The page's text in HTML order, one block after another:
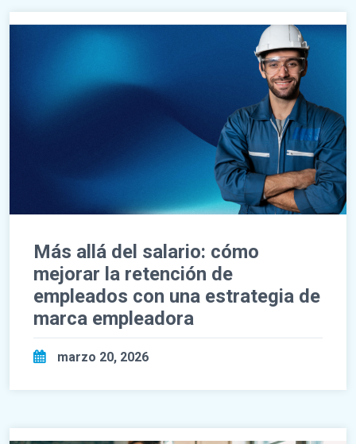
Más allá del salario: cómo
mejorar la retención de
empleados con una estrategia de
marca empleadora
marzo 20, 2026